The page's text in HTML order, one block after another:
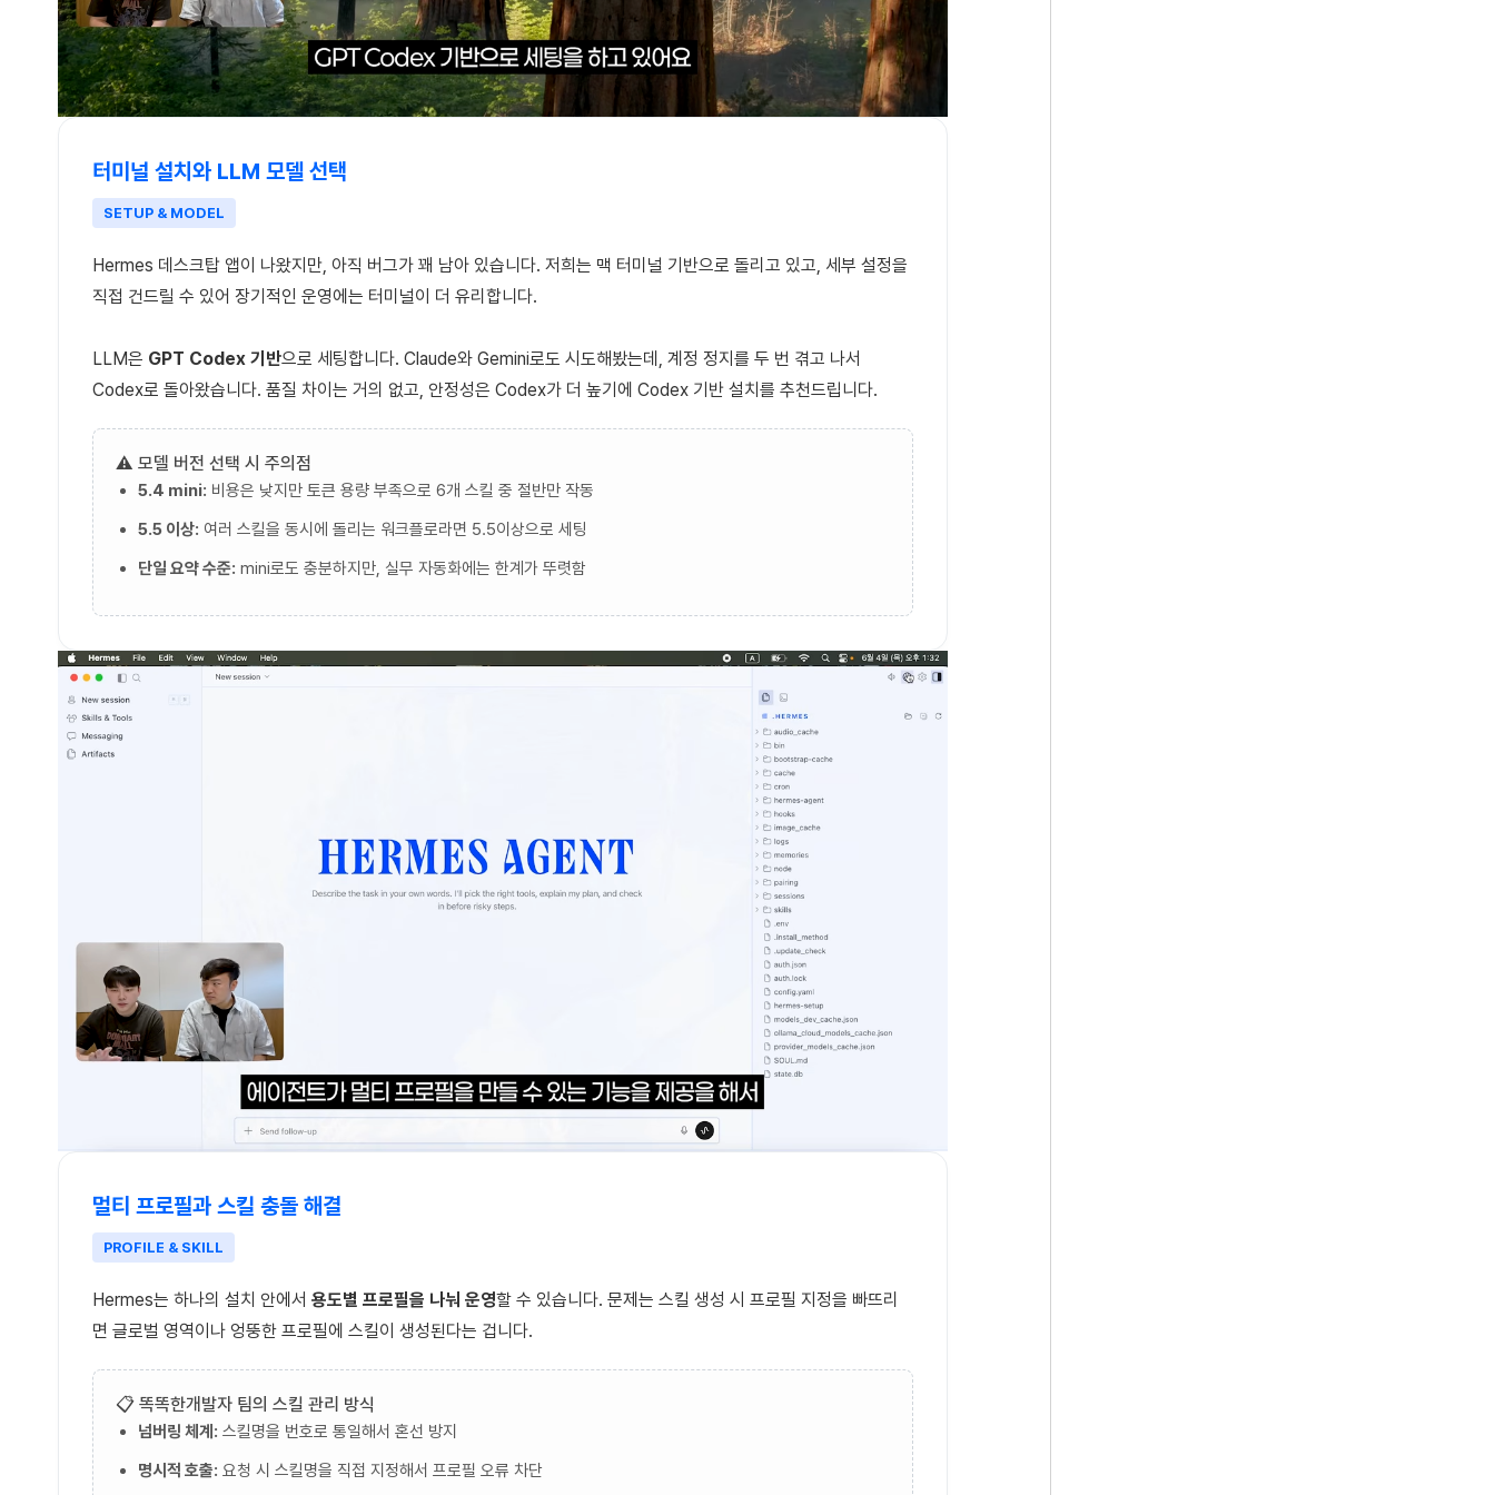
터미널 설치와 LLM 모델 선택
SETUP & MODEL
Hermes 데스크탑 앱이 나왔지만, 아직 버그가 꽤 남아 있습니다. 저희는 맥 터미널 기반으로 돌리고 있고, 세부 설정을
직접 건드릴 수 있어 장기적인 운영에는 터미널이 더 유리합니다.
LLM은 GPT Codex 기반으로 세팅합니다. Claude와 Gemini로도 시도해봤는데, 계정 정지를 두 번 겪고 나서
Codex로 돌아왔습니다. 품질 차이는 거의 없고, 안정성은 Codex가 더 높기에 Codex 기반 설치를 추천드립니다.
⚠️ 모델 버전 선택 시 주의점
5.4 mini: 비용은 낮지만 토큰 용량 부족으로 6개 스킬 중 절반만 작동
5.5 이상: 여러 스킬을 동시에 돌리는 워크플로라면 5.5이상으로 세팅
단일 요약 수준: mini로도 충분하지만, 실무 자동화에는 한계가 뚜렷함
멀티 프로필과 스킬 충돌 해결
PROFILE & SKILL
Hermes는 하나의 설치 안에서 용도별 프로필을 나눠 운영할 수 있습니다. 문제는 스킬 생성 시 프로필 지정을 빠뜨리
면 글로벌 영역이나 엉뚱한 프로필에 스킬이 생성된다는 겁니다.
📋 똑똑한개발자 팀의 스킬 관리 방식
넘버링 체계: 스킬명을 번호로 통일해서 혼선 방지
명시적 호출: 요청 시 스킬명을 직접 지정해서 프로필 오류 차단